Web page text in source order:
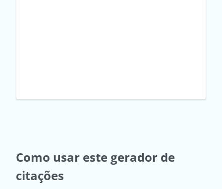
Como usar este gerador de
citações